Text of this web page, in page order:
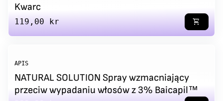
Kwarc
Regular price
119,00 kr shopping_cart
APIS
NATURAL SOLUTION Spray wzmacniający
przeciw wypadaniu włosów z 3% Baicapil™